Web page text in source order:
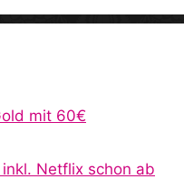
mit 60€
Netflix schon ab